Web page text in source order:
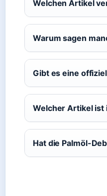
Welchen Artikel
Warum sagen
Gibt es eine
Welcher Artikel ist
Hat die Palmöl-